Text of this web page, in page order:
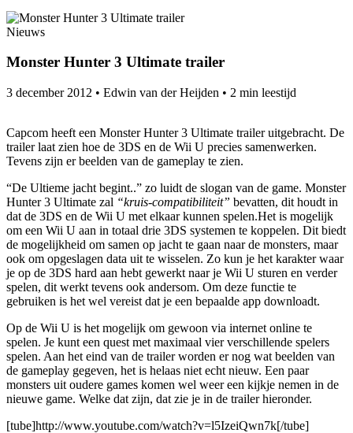
Nieuws
Monster Hunter 3 Ultimate trailer
3 december 2012 • Edwin van der Heijden • 2 min leestijd
Capcom heeft een Monster Hunter 3 Ultimate trailer uitgebracht. De
trailer laat zien hoe de 3DS en de Wii U precies samenwerken.
Tevens zijn er beelden van de gameplay te zien.
“De Ultieme jacht begint..” zo luidt de slogan van de game. Monster
Hunter 3 Ultimate zal “kruis-compatibiliteit” bevatten, dit houdt in
dat de 3DS en de Wii U met elkaar kunnen spelen.Het is mogelijk
om een Wii U aan in totaal drie 3DS systemen te koppelen. Dit biedt
de mogelijkheid om samen op jacht te gaan naar de monsters, maar
ook om opgeslagen data uit te wisselen. Zo kun je het karakter waar
je op de 3DS hard aan hebt gewerkt naar je Wii U sturen en verder
spelen, dit werkt tevens ook andersom. Om deze functie te
gebruiken is het wel vereist dat je een bepaalde app downloadt.
Op de Wii U is het mogelijk om gewoon via internet online te
spelen. Je kunt een quest met maximaal vier verschillende spelers
spelen. Aan het eind van de trailer worden er nog wat beelden van
de gameplay gegeven, het is helaas niet echt nieuw. Een paar
monsters uit oudere games komen wel weer een kijkje nemen in de
nieuwe game. Welke dat zijn, dat zie je in de trailer hieronder.
[tube]http://www.youtube.com/watch?v=l5IzeiQwn7k[/tube]